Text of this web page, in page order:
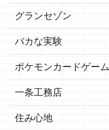
グランセゾン
バカな実験
ポケモンカードゲーム
一条工務店
住み心地